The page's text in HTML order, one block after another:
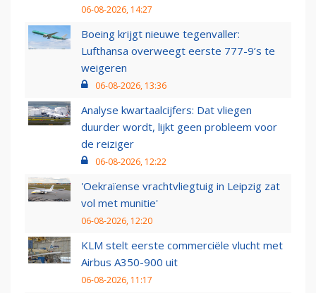
06-08-2026, 14:27
Boeing krijgt nieuwe tegenvaller:
Lufthansa overweegt eerste 777-9’s te
weigeren
06-08-2026, 13:36
Analyse kwartaalcijfers: Dat vliegen
duurder wordt, lijkt geen probleem voor
de reiziger
06-08-2026, 12:22
'Oekraïense vrachtvliegtuig in Leipzig zat
vol met munitie'
06-08-2026, 12:20
KLM stelt eerste commerciële vlucht met
Airbus A350-900 uit
06-08-2026, 11:17